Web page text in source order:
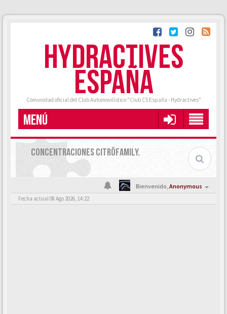
HYDRACTIVES
ESPAÑA
Comunidad oficial del Club Automovilístico "Club C5 España - Hydractives"
MENÚ
CONCENTRACIONES CITRÖFAMILY.
Bienvenido,Anonymous
Fecha actual 08 Ago 2026, 14:22